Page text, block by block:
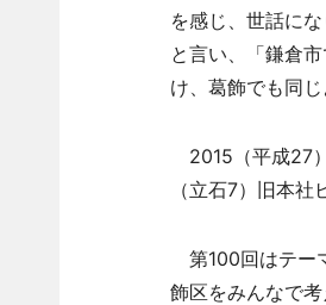
を感じ、世話に
と言い、「鎌倉
け、葛飾でも同
2015（平成27
（立石7）旧本
第100回はテー
飾区をみんなで